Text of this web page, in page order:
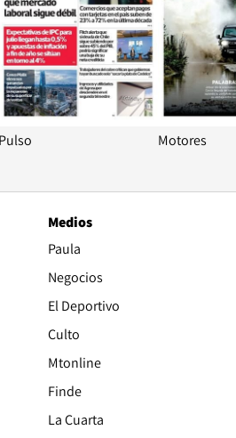
Pulso Motores
Medios
Paula
Negocios
El Deportivo
Culto
Mtonline
Finde
La Cuarta